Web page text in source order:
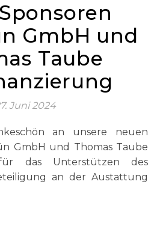
GmbH und
Taube
Juni 2024
GmbH und Thomas Taube
für das Unterstützen des
an der Austattung